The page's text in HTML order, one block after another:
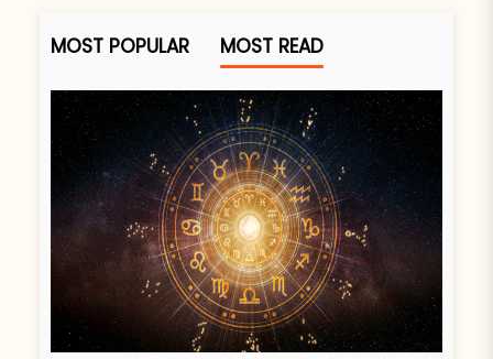
MOST POPULAR MOST READ